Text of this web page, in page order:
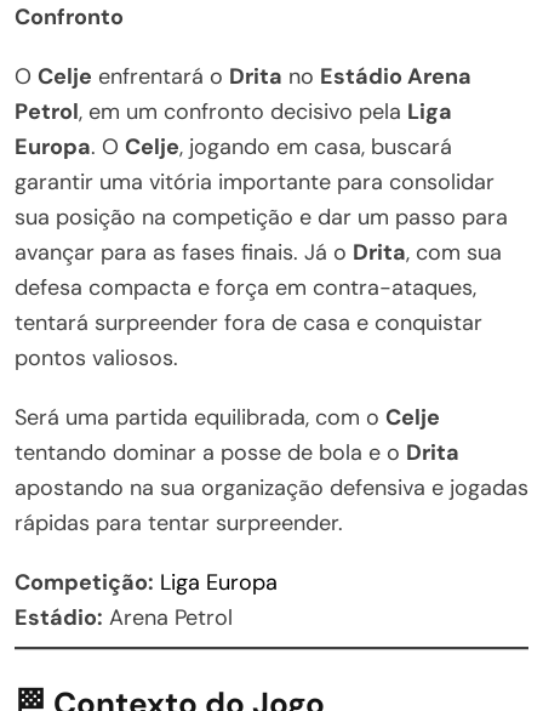
Confronto
O Celje enfrentará o Drita no Estádio Arena
Petrol, em um confronto decisivo pela Liga
Europa. O Celje, jogando em casa, buscará
garantir uma vitória importante para consolidar
sua posição na competição e dar um passo para
avançar para as fases finais. Já o Drita, com sua
defesa compacta e força em contra-ataques,
tentará surpreender fora de casa e conquistar
pontos valiosos.
Será uma partida equilibrada, com o Celje
tentando dominar a posse de bola e o Drita
apostando na sua organização defensiva e jogadas
rápidas para tentar surpreender.
Competição: Liga Europa
Estádio: Arena Petrol